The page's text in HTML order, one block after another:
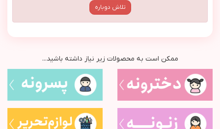
تلاش دوباره
ممکن است به محصولات زیر نیاز داشته باشید...